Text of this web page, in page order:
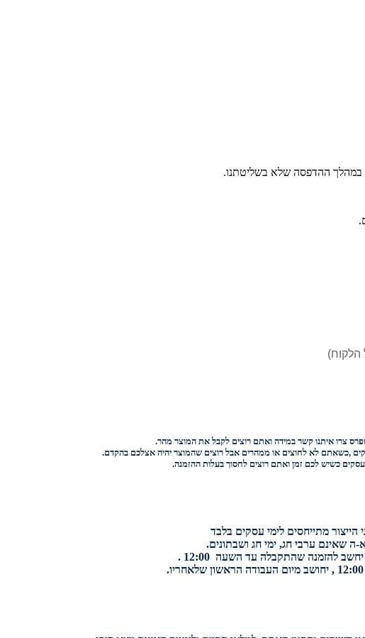
במהלך ההדפסה שלא בשליטתנו.
צרו איתנו קשר במידה ואתם רוצים לקבל את המוצר מהר.
לחסוך בעלות ההזמנה.
הייצור מתייחסים לימי עסקים בלבד
ה שאינם ערבי חג, ימי חג ושבתונים.
להזמנה שהתקבלה עד השעה 12:00 .